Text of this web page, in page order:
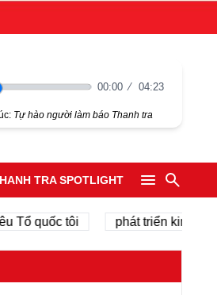
00:00 04:23
Tự hào người làm báo Thanh tra
TRA SPOTLIGHT
quốc tôi phát triển kinh tế tư